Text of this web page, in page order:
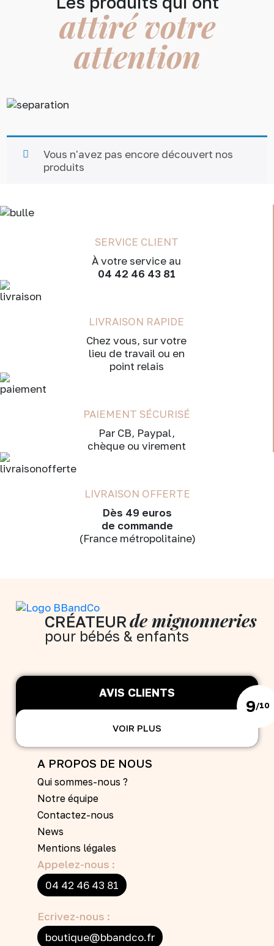
attiré votre
attention
Vous n'avez pas encore découvert nos
produits
SERVICE CLIENT
À votre service au
04 42 46 43 81
LIVRAISON RAPIDE
Chez vous, sur votre
lieu de travail ou en
point relais
PAIEMENT SÉCURISÉ
Par CB, Paypal,
chèque ou virement
LIVRAISON OFFERTE
Dès 49 euros
de commande
(France métropolitaine)
CRÉATEURde mignonneries
pour bébés & enfants
AVIS CLIENTS
VOIR PLUS
9/10
A PROPOS DE NOUS
Qui sommes-nous ?
Notre équipe
Contactez-nous
News
Mentions légales
Appelez-nous :
04 42 46 43 81
Ecrivez-nous :
boutique@bbandco.fr